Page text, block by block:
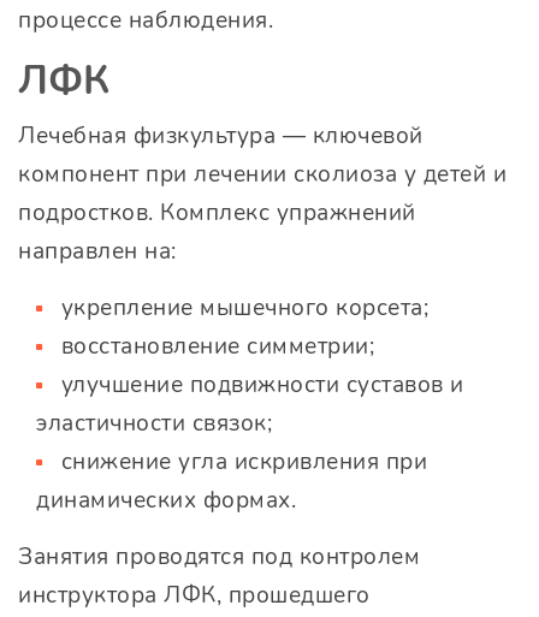
процессе наблюдения.
ЛФК
Лечебная физкультура — ключевой
компонент при лечении сколиоза у детей и
подростков. Комплекс упражнений
направлен на:
укрепление мышечного корсета;
восстановление симметрии;
улучшение подвижности суставов и
эластичности связок;
снижение угла искривления при
динамических формах.
Занятия проводятся под контролем
инструктора ЛФК, прошедшего